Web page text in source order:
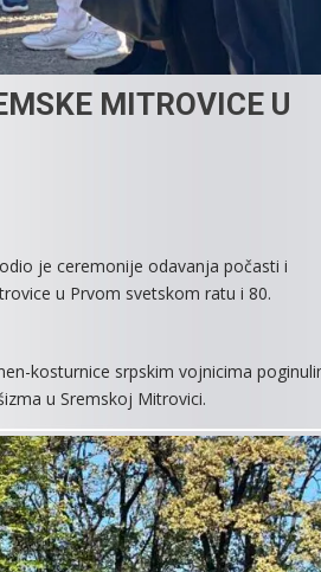
MITROVICE U
je ceremonije odavanja počasti i
u Prvom svetskom ratu i 80.
kosturnice srpskim vojnicima
u Sremskoj Mitrovici.